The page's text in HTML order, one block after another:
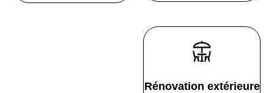
Rénovation extérieure